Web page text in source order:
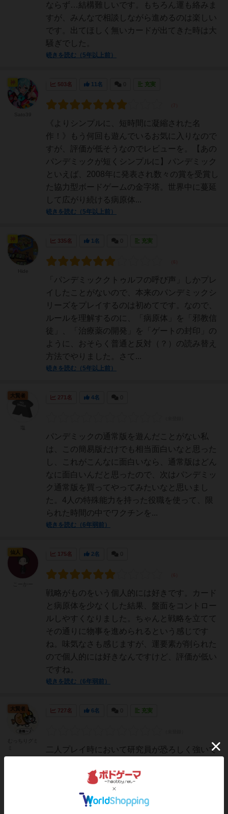
ならず…結構難しいです。もちろん運も絡みま
すが、みんなで相談しながら進めるのは楽しい
です。出てほしく無いカードが出てきた時は大
騒ぎでした。
続きを読む（5年以上前）
503名 11名 充実
《よりシンプルに、短時間に凝縮された名
作！》もう何回も遊んでいるお気に入りなので
すが、評価が低そうなのでレビューを。【あの
パンデミックが短くシンプルに】パンデミック
といえば、2008年に発表され数々の賞を受賞し
た協力型ボードゲームの金字塔。世界中に蔓延
して広がり続ける病原体...
続きを読む（5年以上前）
335名 1名 充実
「パンデミッククトゥルフの呼び声」しかプレ
イしたことがないので、本来のパンデミックシ
リーズをプレイするのは初めてです。なので、
ルールを理解するのに、「病原体」を「邪教信
徒」、「治療薬の開発」を「ゲートの封印」の
ように、おそらく普通と反対（？）の読み替え
方法でやりました。さて...
続きを読む（5年以上前）
271名 4名
パンデミックの通常版を遊んだことがない私
は、この簡易版だけでも相当面白いなと思った
し、これがこんなに面白いなら、通常版はどん
なに面白いんだと思ったので、次はパンデミッ
ク通常版を買ってやってみたいなと思いまし
た。4人の特殊能力を持った役職を使って、限
られた時間の中でワクチンを...
続きを読む（6年弱前）
大賢者
175名 2名
戦略がものをいう個人的には好きです。カード
と病原体を少なくした結果、盤面をコントロー
ルしやすくなりました。ちゃんと戦略を立てて
その通りに物事を進められるという感じです
ね。味気なさも感じますが、運要素が削られた
ので個人的には好きなんですけど、評価が低い
ですね。
続きを読む（6年弱前）
仙人
727名 6名 充実
二人プレイ時において研究員が恐ろしく強いで
す。まず新たなる試練との違いを書いていこう
と思います違いは以下の通りです・治療薬を作
った後に感染コマを根絶したとしても感染は止
大賢者